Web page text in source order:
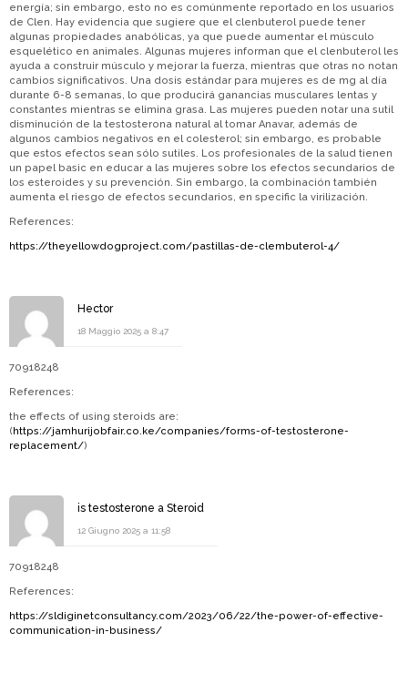
energía; sin embargo, esto no es comúnmente reportado en los usuarios
de Clen. Hay evidencia que sugiere que el clenbuterol puede tener
algunas propiedades anabólicas, ya que puede aumentar el músculo
esquelético en animales. Algunas mujeres informan que el clenbuterol les
ayuda a construir músculo y mejorar la fuerza, mientras que otras no notan
cambios significativos. Una dosis estándar para mujeres es de mg al día
durante 6-8 semanas, lo que producirá ganancias musculares lentas y
constantes mientras se elimina grasa. Las mujeres pueden notar una sutil
disminución de la testosterona natural al tomar Anavar, además de
algunos cambios negativos en el colesterol; sin embargo, es probable
que estos efectos sean sólo sutiles. Los profesionales de la salud tienen
un papel basic en educar a las mujeres sobre los efectos secundarios de
los esteroides y su prevención. Sin embargo, la combinación también
aumenta el riesgo de efectos secundarios, en specific la virilización.
References:
https://theyellowdogproject.com/pastillas-de-clembuterol-4/
Hector
18 Maggio 2025 a 8:47
70918248
References:
the effects of using steroids are:
( https://jamhurijobfair.co.ke/companies/forms-of-testosterone-
replacement/)
is testosterone a Steroid
12 Giugno 2025 a 11:58
70918248
References:
https://sldiginetconsultancy.com/2023/06/22/the-power-of-effective-
communication-in-business/